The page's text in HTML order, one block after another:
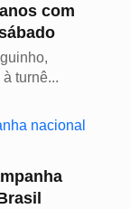
com
turnê...